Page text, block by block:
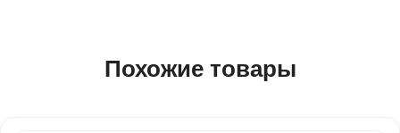
Похожие товары